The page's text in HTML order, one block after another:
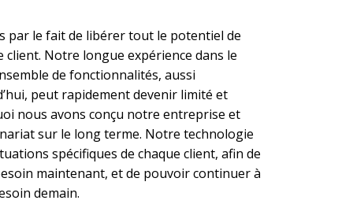
par le fait de libérer tout le potentiel de
Notre longue expérience dans le
de fonctionnalités, aussi
peut rapidement devenir limité et
nous avons conçu notre entreprise et
sur le long terme. Notre technologie
spécifiques de chaque client, afin de
maintenant, et de pouvoir continuer à
demain.